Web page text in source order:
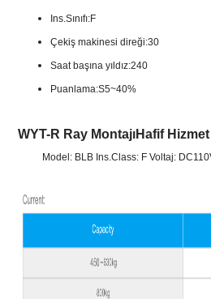
Ins.Sınıfı:F
Çekiş makinesi direği:30
Saat başına yıldız:240
Puanlama:S5~40%
WYT-R Ray MontajıHafif Hizmet
Model: BLB Ins.Class: F Voltaj: